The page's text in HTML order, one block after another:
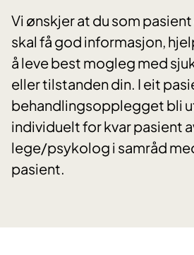
Vi ønskjer at du som
skal få god informasjon,
å leve best mogleg med
eller tilstanden din. I eit
behandlingsopplegget bli
individuelt for kvar pasient
lege/psykolog i samråd
pasient.